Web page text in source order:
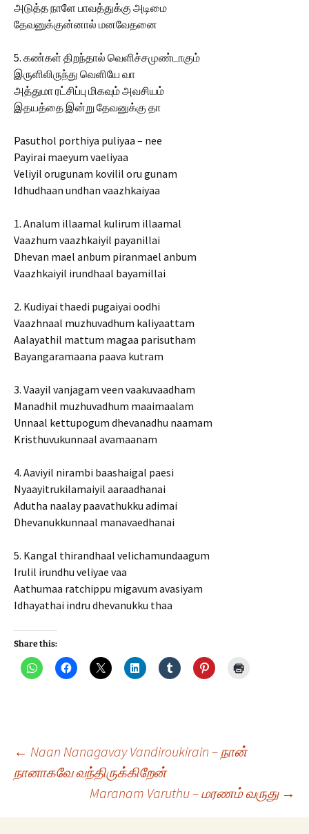
அடுத்த நாளே பாவத்துக்கு அடிமை
தேவனுக்குன்னால் மனவேதனை
5. கண்கள் திறந்தால் வெளிச்சமுண்டாகும்
இருளிலிருந்து வெளியே வா
அத்துமா ரட்சிப்பு மிகவும் அவசியம்
இதயத்தை இன்று தேவனுக்கு தா
Pasuthol porthiya puliyaa – nee
Payirai maeyum vaeliyaa
Veliyil orugunam kovilil oru gunam
Idhudhaan undhan vaazhkaiyaa
1. Analum illaamal kulirum illaamal
Vaazhum vaazhkaiyil payanillai
Dhevan mael anbum piranmael anbum
Vaazhkaiyil irundhaal bayamillai
2. Kudiyai thaedi pugaiyai oodhi
Vaazhnaal muzhuvadhum kaliyaattam
Aalayathil mattum magaa parisutham
Bayangaramaana paava kutram
3. Vaayil vanjagam veen vaakuvaadham
Manadhil muzhuvadhum maaimaalam
Unnaal kettupogum dhevanadhu naamam
Kristhuvukunnaal avamaanam
4. Aaviyil nirambi baashaigal paesi
Nyaayitrukilamaiyil aaraadhanai
Adutha naalay paavathukku adimai
Dhevanukkunnaal manavaedhanai
5. Kangal thirandhaal velichamundaagum
Irulil irundhu veliyae vaa
Aathumaa ratchippu migavum avasiyam
Idhayathai indru dhevanukku thaa
Share this:
Post
navigation
← Naan Nanagavay Vandiroukirain – நான்
நானாகவே வந்திருக்கிறேன்
Maranam Varuthu – மரணம் வருது →